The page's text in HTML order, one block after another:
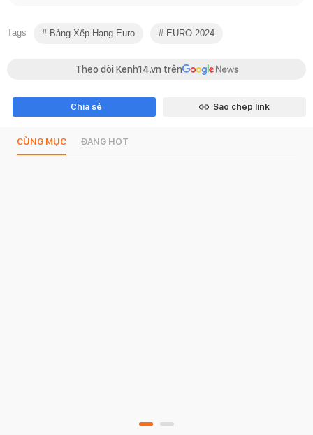
Tags Bảng Xếp Hạng Euro EURO 2024
Theo dõi Kenh14.vn trên
Chia sẻ Sao chép link
CÙNG MỤC ĐANG HOT